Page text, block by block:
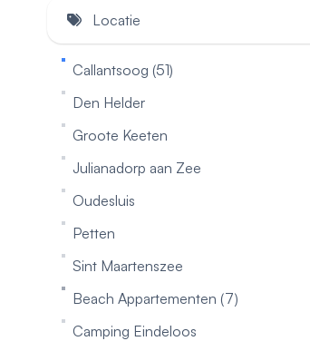
Locatie
Callantsoog (51)
Den Helder
Groote Keeten
Julianadorp aan Zee
Oudesluis
Petten
Sint Maartenszee
Beach Appartementen (7)
Camping Eindeloos